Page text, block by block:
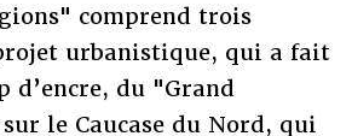
comprend trois
urbanistique, qui a fait
d’encre, du "Grand
le Caucase du Nord, qui